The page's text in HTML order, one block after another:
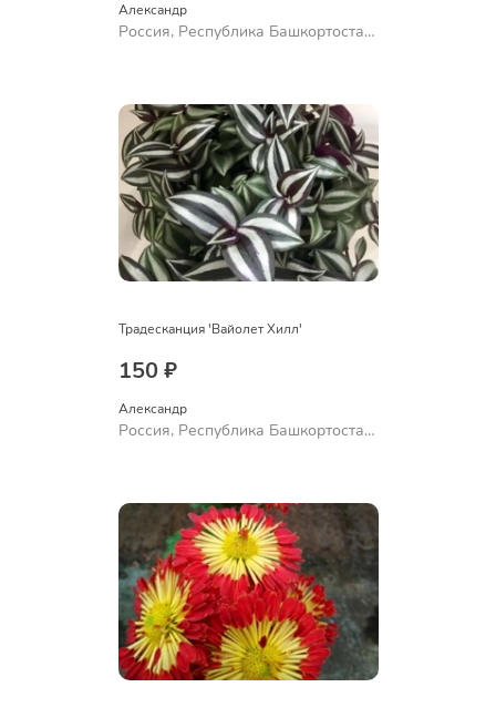
Александр
Россия, Республика Башкортостан,
Традесканция 'Вайолет Хилл'
150 ₽
Александр
Россия, Республика Башкортостан,